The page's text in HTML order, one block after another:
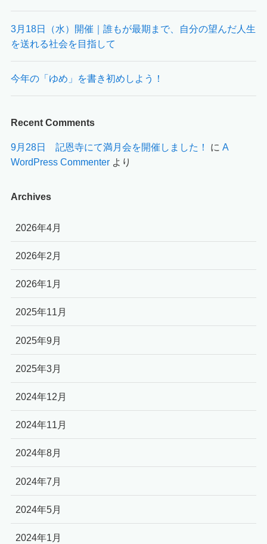
3月18日（水）開催｜誰もが最期まで、自分の望んだ人生
を送れる社会を目指して
今年の「ゆめ」を書き初めしよう！
Recent Comments
9月28日 記恩寺にて満月会を開催しました！ に A
WordPress Commenterより
Archives
2026年4月
2026年2月
2026年1月
2025年11月
2025年9月
2025年3月
2024年12月
2024年11月
2024年8月
2024年7月
2024年5月
2024年1月